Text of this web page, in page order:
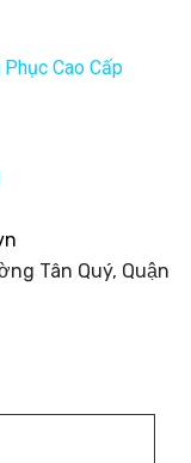
Cao Cấp
Tân Quý, Quận